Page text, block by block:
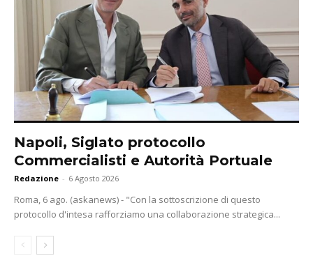
Napoli, Siglato protocollo
Commercialisti e Autorità Portuale
Redazione - 6 Agosto 2026
Roma, 6 ago. (askanews) - "Con la sottoscrizione di questo
protocollo d'intesa rafforziamo una collaborazione strategica...